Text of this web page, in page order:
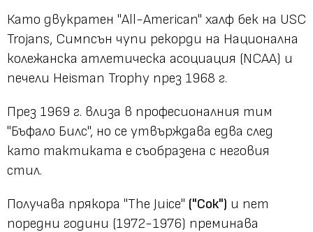
Като двукратен "All-American" халф бек на USC
Trojans, Симпсън чупи рекорди на Национална
колежанска атлетическа асоциация (NCAA) и
печели Heisman Trophy през 1968 г.
През 1969 г. влиза в професионалния тим
"Бъфало Билс", но се утвърждава едва след
като тактиката е съобразена с неговия
стил.
Получава прякора "The Juice" ("Сок") и пет
поредни години (1972-1976) преминава